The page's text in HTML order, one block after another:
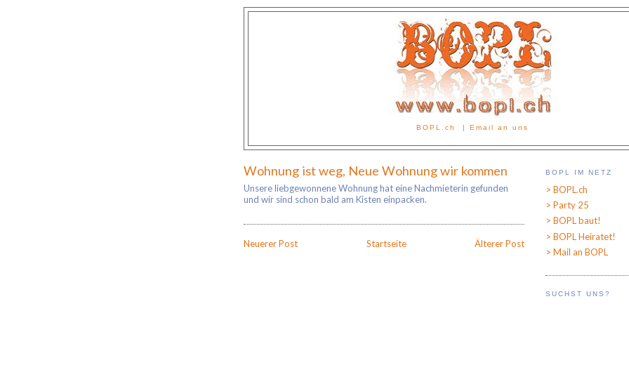
BOPL.ch | Email an uns
Wohnung ist weg, Neue Wohnung wir kommen
Unsere liebgewonnene Wohnung hat eine Nachmieterin gefunden
und wir sind schon bald am Kisten einpacken.
Neuerer Post Älterer Post
Startseite
BOPL IM NETZ
> BOPL.ch
> Party 25
> BOPL baut!
> BOPL Heiratet!
> Mail an BOPL
SUCHST UNS?